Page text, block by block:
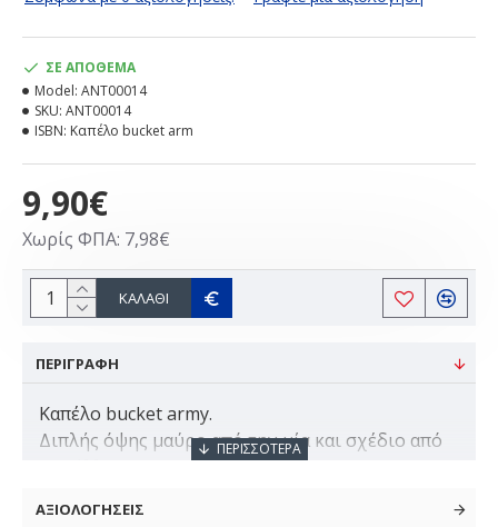
9,90€
Χωρίς ΦΠΑ: 7,98€
ΣΕ ΑΠΌΘΕΜΑ
Model: ANT00014
SKU: ANT00014
ISBN: Καπέλο bucket arm
ΚΑΛΆΘΙ
ΠΕΡΙΓΡΑΦΗ
Καπέλο bucket army.
Διπλής όψης μαύρο από την μία και σχέδιο από
ΑΞΙΟΛΟΓΗΣΕΙΣ